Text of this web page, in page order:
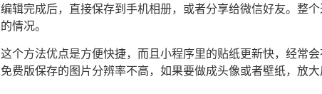
编辑完成后，直接保存到手机相册，或者分享给微信好友。整
的情况。
这个方法优点是方便快捷，而且小程序里的贴纸更新快，经常
免费版保存的图片分辨率不高，如果要做成头像或者壁纸，放大